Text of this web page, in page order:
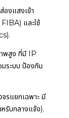
องแสงเข้า
และใช้
พสูง ที่มี IP
ระบบ ป้องกัน
รแยกเฉพาะ มี
รับกลางแจ้ง).